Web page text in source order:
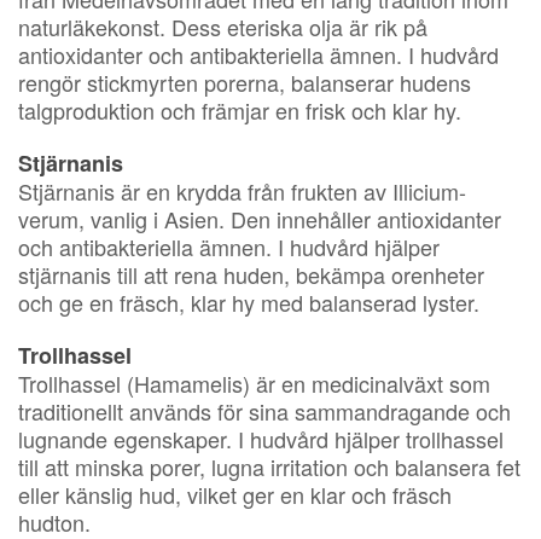
naturläkekonst. Dess eteriska olja är rik på
antioxidanter och antibakteriella ämnen. I hudvård
rengör stickmyrten porerna, balanserar hudens
talgproduktion och främjar en frisk och klar hy.
Stjärnanis
Stjärnanis är en krydda från frukten av Illicium-
verum, vanlig i Asien. Den innehåller antioxidanter
och antibakteriella ämnen. I hudvård hjälper
stjärnanis till att rena huden, bekämpa orenheter
och ge en fräsch, klar hy med balanserad lyster.
Trollhassel
Trollhassel (Hamamelis) är en medicinalväxt som
traditionellt används för sina sammandragande och
lugnande egenskaper. I hudvård hjälper trollhassel
till att minska porer, lugna irritation och balansera fet
eller känslig hud, vilket ger en klar och fräsch
hudton.